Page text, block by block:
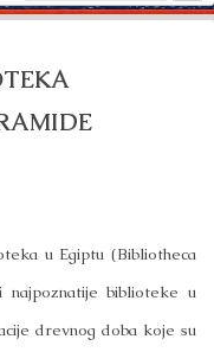
for:
u Egiptu (Bibliotheca
najpoznatije biblioteke u
drevnog doba koje su